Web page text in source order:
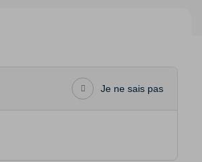
Je ne sais pas